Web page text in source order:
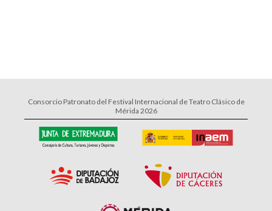
Consorcio Patronato del Festival Internacional de Teatro Clásico de
Mérida 2026